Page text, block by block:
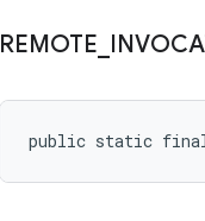
REMOTE
public static